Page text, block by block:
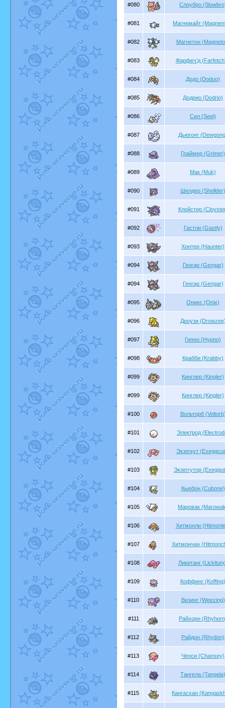
#080 Слоубро
#081 Магнемайт
#082 Магнетон
#083 Фарфеч’д
#084 Додо (Doduo)
#085 Додрио (Dodrio)
#086 Сил (Seel)
#087 Дьюгонг
#088 Граймер (Grimer)
#089 Мак (Muk)
#090 Шелдер (Shellder)
#091 Клойстер
#092 Гастли (Gastly)
#093 Хонтер (Haunter)
#094 Генгар (Gengar)
#094 Генгар (Gengar)
#095 Оникс (Onix)
#096 Дроузи
#097 Гипно (Hypno)
#098 Крабби (Krabby)
#099 Кинглер (Kingler)
#099 Кинглер (Kingler)
#100 Вольторб
#101 Электрод
#102 Экзегкут
#103 Экзеггутор
#104 Кьюбон (Cubone)
#105 Маровак
#106 Хитмонли
#107 Хитмончан
#108 Ликитанг
#109 Коффинг (Koffing)
#110 Визинг (Weezing)
#111 Райхорн
#112 Райдон (Rhydon)
#113 Ченси (Chansey)
#114 Тангела (Tangela)
#115 Кангасхан